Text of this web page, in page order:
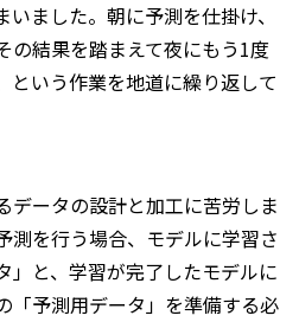
ました。朝に予測を仕掛け、
の結果を踏まえて夜にもう1度
という作業を地道に繰り返して
データの設計と加工に苦労しま
測を行う場合、モデルに学習さ
」と、学習が完了したモデルに
「予測用データ」を準備する必